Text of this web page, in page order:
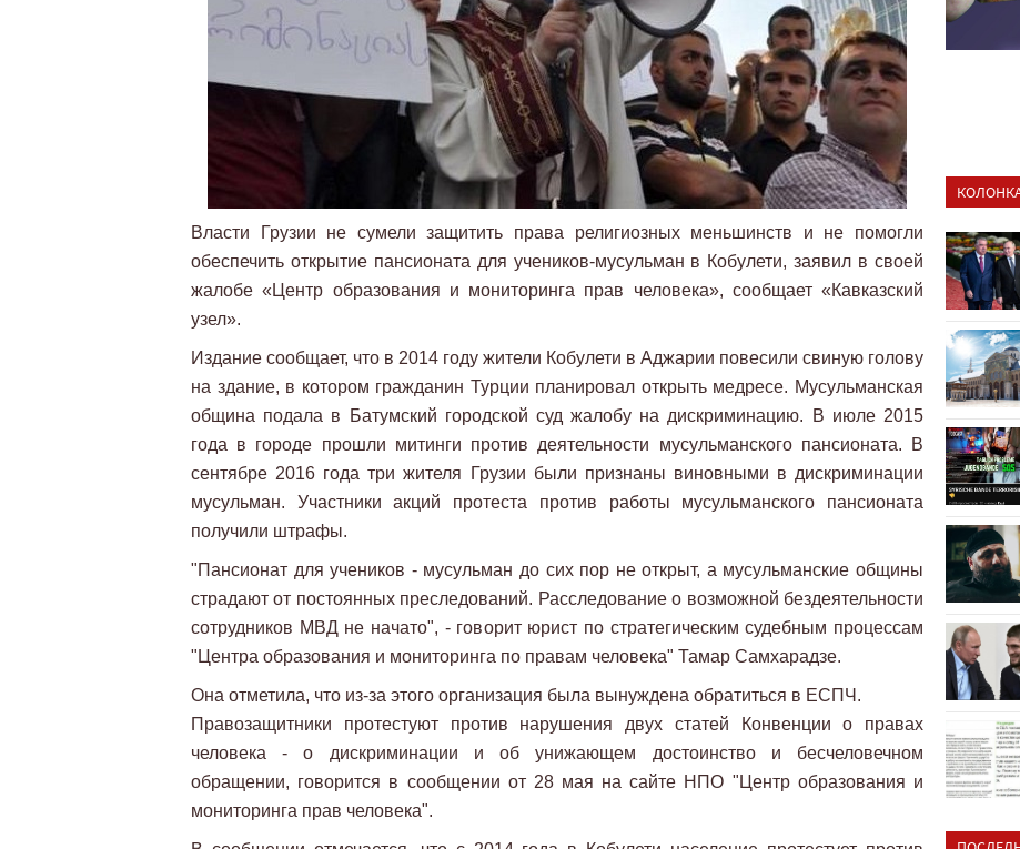
Власти Грузии не сумели защитить права религиозных меньшинств и не помогли
обеспечить открытие пансионата для учеников-мусульман в Кобулети, заявил в своей
жалобе «Центр образования и мониторинга прав человека», сообщает «Кавказский
узел».
Издание сообщает, что в 2014 году жители Кобулети в Аджарии повесили свиную голову
на здание, в котором гражданин Турции планировал открыть медресе. Мусульманская
община подала в Батумский городской суд жалобу на дискриминацию. В июле 2015
года в городе прошли митинги против деятельности мусульманского пансионата. В
сентябре 2016 года три жителя Грузии были признаны виновными в дискриминации
мусульман. Участники акций протеста против работы мусульманского пансионата
получили штрафы.
"Пансионат для учеников - мусульман до сих пор не открыт, а мусульманские общины
страдают от постоянных преследований. Расследование о возможной бездеятельности
сотрудников МВД не начато", - говорит юрист по стратегическим судебным процессам
"Центра образования и мониторинга по правам человека" Тамар Самхарадзе.
Она отметила, что из-за этого организация была вынуждена обратиться в ЕСПЧ.
Правозащитники протестуют против нарушения двух статей Конвенции о правах
человека - о дискриминации и об унижающем достоинство и бесчеловечном
обращении, говорится в сообщении от 28 мая на сайте НПО "Центр образования и
мониторинга прав человека".